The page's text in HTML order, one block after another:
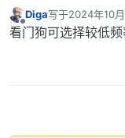
离线
Diga写于2024年10
最后由 编辑
看门狗可选择较低